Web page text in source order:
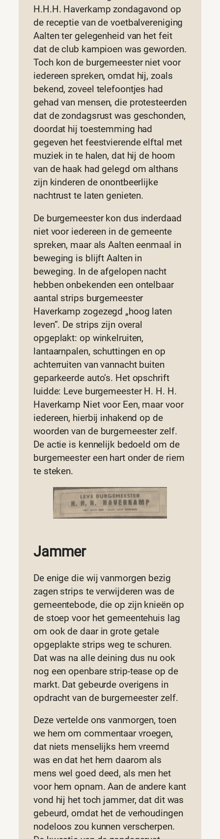
H.H.H. Haverkamp zondagavond op
de receptie van de voetbalvereniging
Aalten ter gelegenheid van het feit
dat de club kampioen was geworden.
Toch kon de burgemeester niet voor
iedereen spreken, omdat hij, zoals
bekend, zoveel telefoontjes had
gehad van mensen, die protesteerden
dat de zondagsrust was geschonden,
doordat hij toestemming had
gegeven het feestvierende elftal met
muziek in te halen, dat hij de hoorn
van de haak had gelegd om althans
zijn kinderen de onontbeerlijke
nachtrust te laten genieten.
De burgemeester kon dus inderdaad
niet voor iedereen in de gemeente
spreken, maar als Aalten eenmaal in
beweging is blijft Aalten in
beweging. In de afgelopen nacht
hebben onbekenden een ontelbaar
aantal strips burgemeester
Haverkamp zogezegd „hoog laten
leven”. De strips zijn overal
opgeplakt: op winkelruiten,
lantaarnpalen, schuttingen en op
achterruiten van vannacht buiten
geparkeerde auto’s. Het opschrift
luidde: Leve burgemeester H. H. H.
Haverkamp Niet voor Een, maar voor
iedereen, hierbij inhakend op de
woorden van de burgemeester zelf.
De actie is kennelijk bedoeld om de
burgemeester een hart onder de riem
te steken.
Jammer
De enige die wij vanmorgen bezig
zagen strips te verwijderen was de
gemeentebode, die op zijn knieën op
de stoep voor het gemeentehuis lag
om ook de daar in grote getale
opgeplakte strips weg te schuren.
Dat was na alle deining dus nu ook
nog een openbare strip-tease op de
markt. Dat gebeurde overigens in
opdracht van de burgemeester zelf.
Deze vertelde ons vanmorgen, toen
we hem om commentaar vroegen,
dat niets menselijks hem vreemd
was en dat het hem daarom als
mens wel goed deed, als men het
voor hem opnam. Aan de andere kant
vond hij het toch jammer, dat dit was
gebeurd, omdat het de verhoudingen
nodeloos zou kunnen verscherpen.